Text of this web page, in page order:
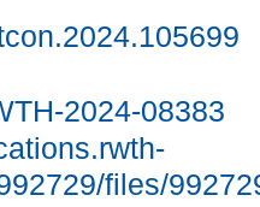
2024-08383
files/